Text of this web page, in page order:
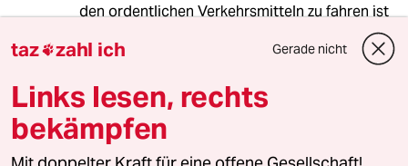
den ordentlichen Verkehrsmitteln zu fahren ist
schon immer anstrengend für mich gewesen,
jetzt wird es aber zur tortour. Selbst einfache
nachfragen sind sehr lästig, denn sie drängen
zu einem öffentlichen outing als entweder
krank oder fies - und die Fragenden wissen ja
nicht, dass ich solche fragen mehrmals
beantworten muss, bis ich endlich bei meinem
taz zahl ich Gerade nicht
Links lesen, rechts
bekämpfen